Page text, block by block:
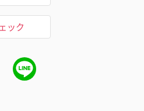
ック